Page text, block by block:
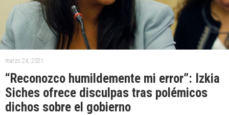
marzo 24, 2021
“Reconozco humildemente mi error”: Izkia
Siches ofrece disculpas tras polémicos
dichos sobre el gobierno